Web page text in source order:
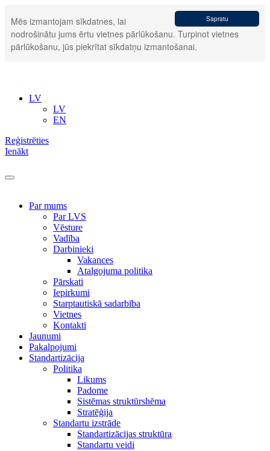
Sapratu
Mēs izmantojam sīkdatnes, lai
nodrošinātu jums ērtu vietnes pārlūkošanu. Turpinot vietnes
pārlūkošanu, jūs piekrītat sīkdatņu izmantošanai.
LV
LV
EN
Reģistrēties
Ienākt
Par mums
Par LVS
Vēsture
Vadība
Darbinieki
Vakances
Atalgojuma politika
Pārskati
Iepirkumi
Starptautiskā sadarbība
Vietnes
Kontakti
Jaunumi
Pakalpojumi
Standartizācija
Politika
Likums
Padome
Sistēmas struktūrshēma
Stratēģija
Standartu izstrāde
Standartizācijas struktūra
Standartu veidi